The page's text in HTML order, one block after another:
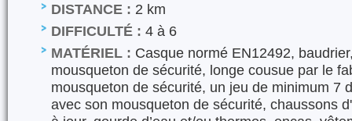
DISTANCE : 2 km
DIFFICULTÉ : 4 à 6
MATÉRIEL : Casque normé EN12492,
mousqueton de sécurité, longe cousue par le
mousqueton de sécurité, un jeu de minimum 7
avec son mousqueton de sécurité, chaussons